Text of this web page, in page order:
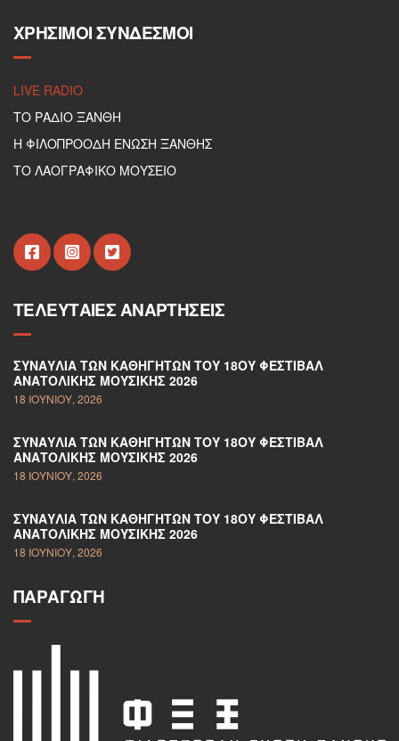
ΧΡΉΣΙΜΟΙ ΣΎΝΔΕΣΜΟΙ
LIVE RADIO
ΤΟ ΡΑΔΙΟ ΞΑΝΘΗ
Η ΦΙΛΟΠΡΟΟΔΗ ΕΝΩΣΗ ΞΑΝΘΗΣ
ΤΟ ΛΑΟΓΡΑΦΙΚΟ ΜΟΥΣΕΙΟ
ΤΕΛΕΥΤΑΊΕΣ ΑΝΑΡΤΉΣΕΙΣ
ΣΥΝΑΥΛΊΑ ΤΩΝ ΚΑΘΗΓΗΤΏΝ ΤΟΥ 18ΟΥ ΦΕΣΤΙΒΆΛ
ΑΝΑΤΟΛΙΚΉΣ ΜΟΥΣΙΚΉΣ 2026
18 ΙΟΥΝΊΟΥ, 2026
ΣΥΝΑΥΛΊΑ ΤΩΝ ΚΑΘΗΓΗΤΏΝ ΤΟΥ 18ΟΥ ΦΕΣΤΙΒΆΛ
ΑΝΑΤΟΛΙΚΉΣ ΜΟΥΣΙΚΉΣ 2026
18 ΙΟΥΝΊΟΥ, 2026
ΣΥΝΑΥΛΊΑ ΤΩΝ ΚΑΘΗΓΗΤΏΝ ΤΟΥ 18ΟΥ ΦΕΣΤΙΒΆΛ
ΑΝΑΤΟΛΙΚΉΣ ΜΟΥΣΙΚΉΣ 2026
18 ΙΟΥΝΊΟΥ, 2026
ΠΑΡΑΓΩΓΉ